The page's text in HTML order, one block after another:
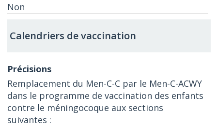
Non
Calendriers de vaccination
Remplacement du Men-C-C par le Men-C-ACWY
dans le programme de vaccination des enfants
contre le méningocoque aux sections
suivantes :